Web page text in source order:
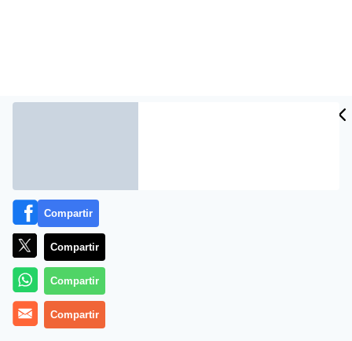
Más información
Compartir
Compartir
Compartir
Compartir